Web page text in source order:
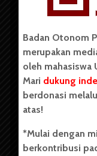
Copyright ©
Badan Otonom
pers mahasiswa
secara mandiri
(USU). Sebelumnya
Unit Kegiatan
berdiri pada 1 Juli 1995.
Badan Otonom
merupakan
oleh mahasiswa
Mari dukung
berdonasi
atas!
*Mulai dengan
berkontribusi